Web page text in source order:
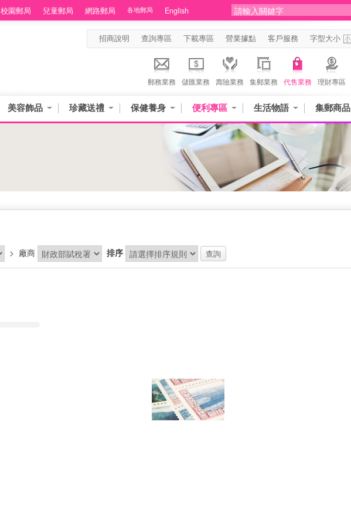
校園郵局 兒童郵局 網路郵局 各地郵局 English
招商說明 查詢專區 下載專區 營業據點 客戶服務 字型大小
郵務業務 儲匯業務 壽險業務 集郵業務 代售業務 理財專區
美容飾品 珍藏送禮 保健養身 便利專區 生活物語 集郵商品
> 廠商 排序